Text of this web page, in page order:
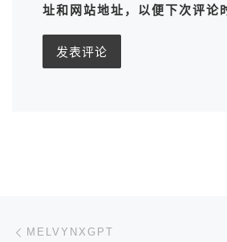
址和网站地址，以便下次评论
文章导航
MELVYNXGPT